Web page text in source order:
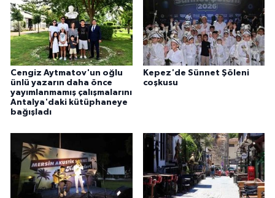
Cengiz Aytmatov'un oğlu
ünlü yazarın daha önce
yayımlanmamış çalışmalarını
Antalya'daki kütüphaneye
bağışladı
Kepez'de Sünnet Şöleni
coşkusu